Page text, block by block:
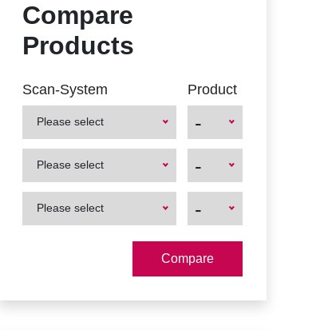
Compare
Products
Scan-System
Please select
Product
-
FirstPlease select -
FirstPlease select -